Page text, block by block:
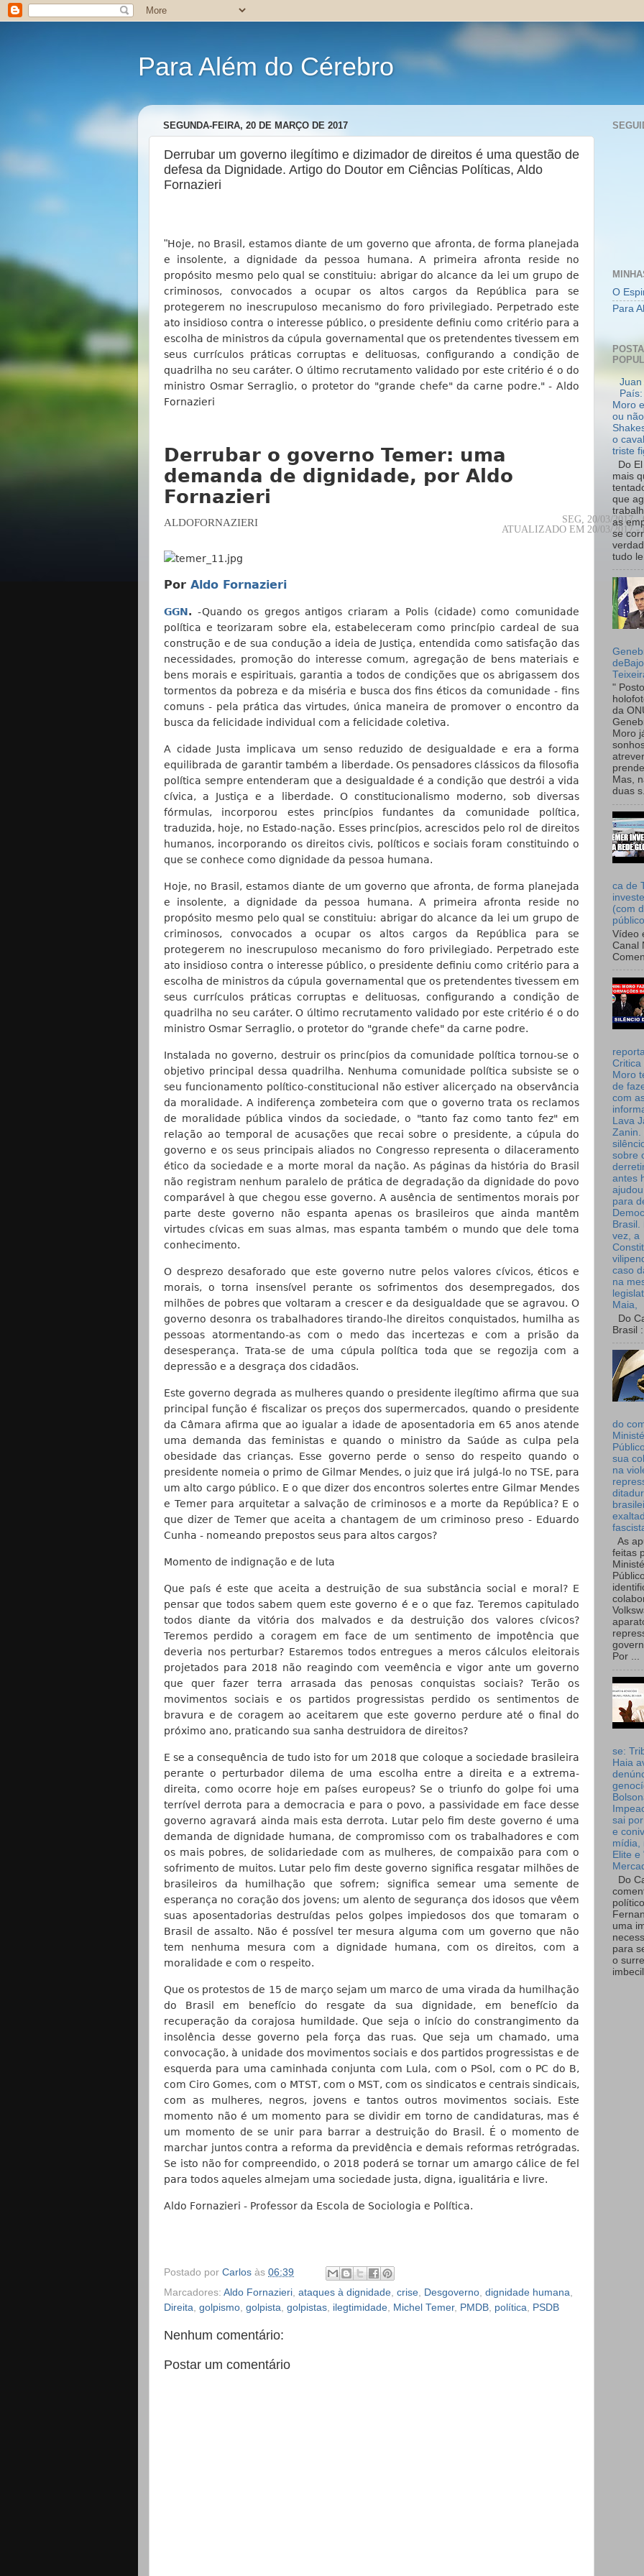
Para Além do Cérebro
SEGUNDA-FEIRA, 20 DE MARÇO DE 2017
Derrubar um governo ilegítimo e dizimador de direitos é uma questão de
defesa da Dignidade. Artigo do Doutor em Ciências Políticas, Aldo
Fornazieri
"Hoje, no Brasil, estamos diante de um governo que afronta, de forma planejada
e insolente, a dignidade da pessoa humana. A primeira afronta reside no
propósito mesmo pelo qual se constituiu: abrigar do alcance da lei um grupo de
criminosos, convocados a ocupar os altos cargos da República para se
protegerem no inescrupuloso mecanismo do foro privilegiado. Perpetrado este
ato insidioso contra o interesse público, o presidente definiu como critério para a
escolha de ministros da cúpula governamental que os pretendentes tivessem em
seus currículos práticas corruptas e delituosas, configurando a condição de
quadrilha no seu caráter. O último recrutamento validado por este critério é o do
ministro Osmar Serraglio, o protetor do "grande chefe" da carne podre." - Aldo
Fornazieri
Derrubar o governo Temer: uma
demanda de dignidade, por Aldo
Fornazieri
ALDOFORNAZIERI
SEG, 20/03/2017 -
ATUALIZADO EM 20/03/2017 -
Por Aldo Fornazieri
GGN. -Quando os gregos antigos criaram a Polis (cidade) como comunidade
política e teorizaram sobre ela, estabeleceram como princípio cardeal de sua
construção e de sua condução a ideia de Justiça, entendida como satisfação das
necessidades, promoção do interesse comum, agregação de bens materiais e
bens morais e espirituais, garantia a todos de condições que os abrigassem dos
tormentos da pobreza e da miséria e busca dos fins éticos da comunidade - fins
comuns - pela prática das virtudes, única maneira de promover o encontro da
busca da felicidade individual com a felicidade coletiva.
A cidade Justa implicava um senso reduzido de desigualdade e era a forma
equilibrada de garantir também a liberdade. Os pensadores clássicos da filosofia
política sempre entenderam que a desigualdade é a condição que destrói a vida
cívica, a Justiça e a liberdade. O constitucionalismo moderno, sob diversas
fórmulas, incorporou estes princípios fundantes da comunidade política,
traduzida, hoje, no Estado-nação. Esses princípios, acrescidos pelo rol de direitos
humanos, incorporando os direitos civis, políticos e sociais foram constituindo o
que se conhece como dignidade da pessoa humana.
Hoje, no Brasil, estamos diante de um governo que afronta, de forma planejada
e insolente, a dignidade da pessoa humana. A primeira afronta reside no
propósito mesmo pelo qual se constituiu: abrigar do alcance da lei um grupo de
criminosos, convocados a ocupar os altos cargos da República para se
protegerem no inescrupuloso mecanismo do foro privilegiado. Perpetrado este
ato insidioso contra o interesse público, o presidente definiu como critério para a
escolha de ministros da cúpula governamental que os pretendentes tivessem em
seus currículos práticas corruptas e delituosas, configurando a condição de
quadrilha no seu caráter. O último recrutamento validado por este critério é o do
ministro Osmar Serraglio, o protetor do "grande chefe" da carne podre.
Instalada no governo, destruir os princípios da comunidade política tornou-se o
objetivo principal dessa quadrilha. Nenhuma comunidade política subsiste se o
seu funcionamento político-constitucional não estiver alicerçado na observância
da moralidade. A indiferença zombeteira com que o governo trata os reclamos
de moralidade pública vindos da sociedade, o "tanto faz como tanto fez" em
relação ao temporal de acusações que recai sobre o presidente, a cúpula do
governo e os seus principais aliados no Congresso representa o dilaceramento
ético da sociedade e a morte moral da nação. As páginas da história do Brasil
não registram nenhum paralelo de prática de degradação da dignidade do povo
comparável à que chegou esse governo. A ausência de sentimentos morais por
parte deste governo não espanta apenas os brasileiros que ainda mantêm
virtudes cívicas em suas almas, mas espanta também o mundo que dele toma
conhecimento.
O desprezo desaforado que este governo nutre pelos valores cívicos, éticos e
morais, o torna insensível perante os sofrimentos dos desempregados, dos
milhões de pobres que voltaram a crescer e da desigualdade que se agravou. O
governo desonra os trabalhadores tirando-lhe direitos conquistados, humilha as
pessoas atormentando-as com o medo das incertezas e com a prisão da
desesperança. Trata-se de uma cúpula política toda que se regozija com a
depressão e a desgraça dos cidadãos.
Este governo degrada as mulheres quando o presidente ilegítimo afirma que sua
principal função é fiscalizar os preços dos supermercados, quando o presidente
da Câmara afirma que ao igualar a idade de aposentadoria em 65 anos atende
uma demanda das feministas e quando o ministro da Saúde as culpa pela
obesidade das crianças. Esse governo perde o senso do respeito quando o
presidente nomeia o primo de Gilmar Mendes, o juiz que irá julgá-lo no TSE, para
um alto cargo público. E o que dizer dos encontros solertes entre Gilmar Mendes
e Temer para arquitetar a salvação de criminosos e a morte da República? E o
que dizer de Temer que aceita a chantagem de um criminoso preso - Eduardo
Cunha - nomeando prepostos seus para altos cargos?
Momento de indignação e de luta
Que país é este que aceita a destruição de sua substância social e moral? E
pensar que todos sabem quem este governo é e o que faz. Teremos capitulado
todos diante da vitória dos malvados e da destruição dos valores cívicos?
Teremos perdido a coragem em face de um sentimento de impotência que
deveria nos perturbar? Estaremos todos entregues a meros cálculos eleitorais
projetados para 2018 não reagindo com veemência e vigor ante um governo
que quer fazer terra arrasada das penosas conquistas sociais? Terão os
movimentos sociais e os partidos progressistas perdido os sentimentos de
bravura e de coragem ao aceitarem que este governo perdure até o final do
próximo ano, praticando sua sanha destruidora de direitos?
E se a consequência de tudo isto for um 2018 que coloque a sociedade brasileira
perante o perturbador dilema de uma escolha entre a direita e a extrema-
direita, como ocorre hoje em países europeus? Se o triunfo do golpe foi uma
terrível derrota para a democracia e para o povo, a passividade em face desse
governo agravará ainda mais esta derrota. Lutar pelo fim deste governo é uma
demanda de dignidade humana, de compromisso com os trabalhadores e com
os mais pobres, de solidariedade com as mulheres, de compaixão para com o
sofrimento de muitos. Lutar pelo fim deste governo significa resgatar milhões de
brasileiros da humilhação que sofrem; significa semear uma semente de
esperança no coração dos jovens; um alento de segurança dos idosos que vêem
suas aposentadorias destruídas pelos golpes impiedosos dos que tomaram o
Brasil de assalto. Não é possível ter mesura alguma com um governo que não
tem nenhuma mesura com a dignidade humana, com os direitos, com a
moralidade e com o respeito.
Que os protestos de 15 de março sejam um marco de uma virada da humilhação
do Brasil em benefício do resgate da sua dignidade, em benefício da
recuperação da corajosa humildade. Que seja o início do constrangimento da
insolência desse governo pela força das ruas. Que seja um chamado, uma
convocação, à unidade dos movimentos sociais e dos partidos progressistas e de
esquerda para uma caminhada conjunta com Lula, com o PSol, com o PC do B,
com Ciro Gomes, com o MTST, com o MST, com os sindicatos e centrais sindicais,
com as mulheres, negros, jovens e tantos outros movimentos sociais. Este
momento não é um momento para se dividir em torno de candidaturas, mas é
um momento de se unir para barrar a destruição do Brasil. É o momento de
marchar juntos contra a reforma da previdência e demais reformas retrógradas.
Se isto não for compreendido, o 2018 poderá se tornar um amargo cálice de fel
para todos aqueles almejam uma sociedade justa, digna, igualitária e livre.
Aldo Fornazieri - Professor da Escola de Sociologia e Política.
Postado por Carlos às 06:39
Marcadores: Aldo Fornazieri ataques à dignidade crise Desgoverno dignidade humana
Direita golpismo golpista golpistas ilegtimidade Michel Temer, PMDB política PSDB
Nenhum comentário:
Postar um comentário
O
Para
Juan
Moro
ou
o
triste
Do
mais
que
as
se
tudo
"
da
Moro
Mas,
duas
ca de
(com
Vídeo
Canal
Critica
Moro
de
com
Lava
Zanin.
sobre
antes
para
Brasil.
vez, a
caso
na
Maia,
Do
Brasil :
do
sua
na
As
feitas
Por ...
se:
Haia
sai
e
mídia,
Elite e
Do
uma
para
o